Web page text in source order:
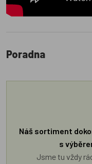
Poradna
Náš sortiment
s
Jsme tu vždy